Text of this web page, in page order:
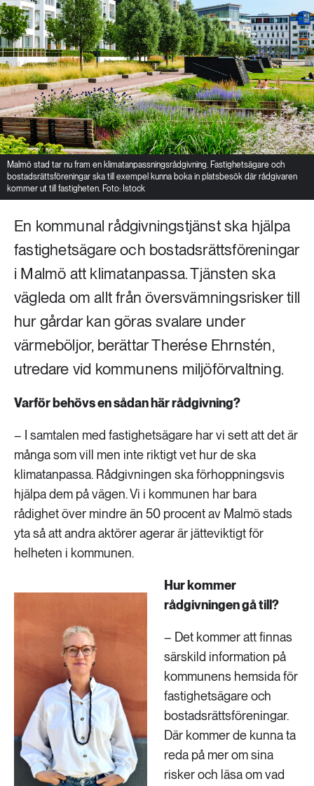
Malmö stad tar nu fram en klimatanpassningsrådgivning. Fastighetsägare och
bostadsrättsföreningar ska till exempel kunna boka in platsbesök där rådgivaren
kommer ut till fastigheten. Foto: Istock
En kommunal rådgivningstjänst ska hjälpa
fastighetsägare och bostadsrättsföreningar
i Malmö att klimatanpassa. Tjänsten ska
vägleda om allt från översvämningsrisker till
hur gårdar kan göras svalare under
värmeböljor, berättar Therése Ehrnstén,
utredare vid kommunens miljöförvaltning.
Varför behövs en sådan här rådgivning?
– I samtalen med fastighetsägare har vi sett att det är
många som vill men inte riktigt vet hur de ska
klimatanpassa. Rådgivningen ska förhoppningsvis
hjälpa dem på vägen. Vi i kommunen har bara
rådighet över mindre än 50 procent av Malmö stads
yta så att andra aktörer agerar är jätteviktigt för
helheten i kommunen.
Hur kommer
rådgivningen gå till?
– Det kommer att finnas
särskild information på
kommunens hemsida för
fastighetsägare och
bostadsrättsföreningar.
Där kommer de kunna ta
reda på mer om sina
risker och läsa om vad